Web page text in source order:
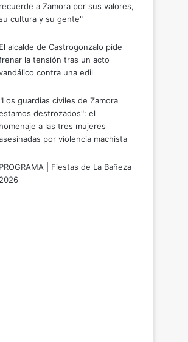
recuerde a Zamora por sus valores,
cultura y su gente"
El alcalde de Castrogonzalo pide
la tensión tras un acto
contra una edil
"Los guardias civiles de Zamora
destrozados": el
homenaje a las tres mujeres
por violencia machista
PROGRAMA | Fiestas de La Bañeza
2026